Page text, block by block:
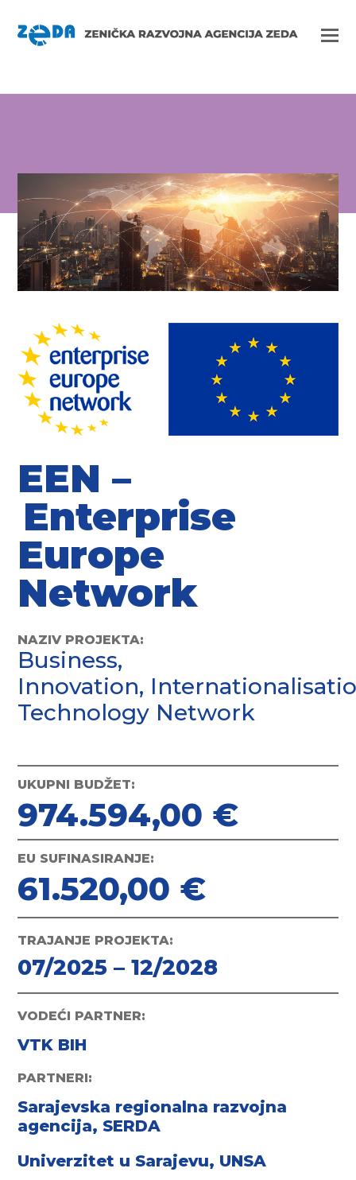
EEN –
Enterprise
Europe
Network
NAZIV PROJEKTA:
Business,
Innovation,
Technology Network
UKUPNI BUDŽET:
974.594,00 €
EU SUFINASIRANJE:
61.520,00 €
TRAJANJE PROJEKTA:
07/2025 – 12/2028
VODEĆI PARTNER:
VTK BIH
PARTNERI:
Sarajevska regionalna razvojna
agencija, SERDA
Univerzitet u Sarajevu, UNSA